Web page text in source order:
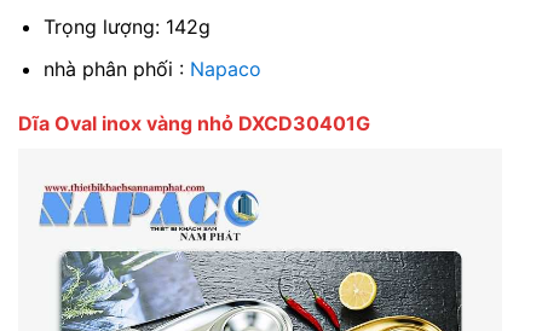
Trọng lượng: 142g
nhà phân phối : Napaco
Dĩa Oval inox vàng nhỏ DXCD30401G